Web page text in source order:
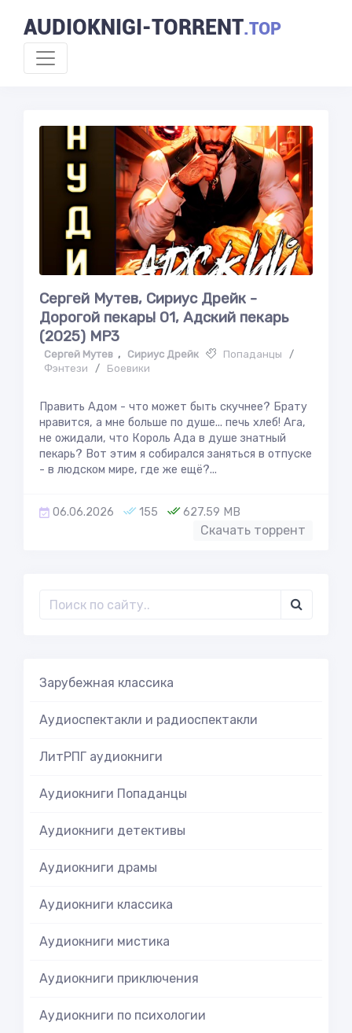
AUDIOKNIGI-TORRENT.TOP
Сергей Мутев, Сириус Дрейк -
Дорогой пекарь! 01, Адский пекарь
(2025) МР3
Сергей Мутев , Сириус Дрейк Попаданцы
/
Фэнтези
/ Боевики
Править Адом - что может быть скучнее? Брату
нравится, а мне больше по душе... печь хлеб! Ага,
не ожидали, что Король Ада в душе знатный
пекарь? Вот этим я собирался заняться в отпуске
- в людском мире, где же ещё?...
06.06.2026 155 627.59 MB
Скачать торрент
Зарубежная классика
Аудиоспектакли и радиоспектакли
ЛитРПГ аудиокниги
Аудиокниги Попаданцы
Аудиокниги детективы
Аудиокниги драмы
Аудиокниги классика
Аудиокниги мистика
Аудиокниги приключения
Аудиокниги по психологии